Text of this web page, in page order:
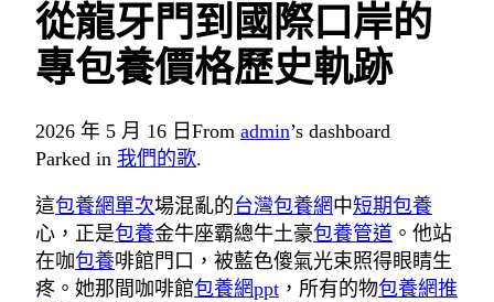
從龍牙門到國際口岸的
專包養價格歷史軌跡
2026 年 5 月 16 日 From admin’s dashboard
Parked in 我們的歌.
這包養網單次場混亂的台灣包養網中短期包養
心，正是包養金牛座霸總牛土豪包養管道 。他站
在咖包養啡館門口，被藍色傻氣光束照得眼睛生
疼。她那間咖啡館包養網ppt ，所有的物包養網推